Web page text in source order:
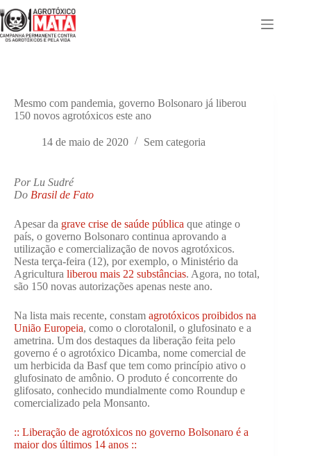
para
o
conteúdo
Mesmo com pandemia, governo Bolsonaro já liberou
150 novos agrotóxicos este ano
14 de maio de 2020 Sem categoria
Por Lu Sudré
Do Brasil de Fato
Apesar da grave crise de saúde pública que atinge o
país, o governo Bolsonaro continua aprovando a
utilização e comercialização de novos agrotóxicos.
Nesta terça-feira (12), por exemplo, o Ministério da
Agricultura liberou mais 22 substâncias. Agora, no total,
são 150 novas autorizações apenas neste ano.
Na lista mais recente, constam agrotóxicos proibidos na
União Europeia, como o clorotalonil, o glufosinato e a
ametrina. Um dos destaques da liberação feita pelo
governo é o agrotóxico Dicamba, nome comercial de
um herbicida da Basf que tem como princípio ativo o
glufosinato de amônio. O produto é concorrente do
glifosato, conhecido mundialmente como Roundup e
comercializado pela Monsanto.
:: Liberação de agrotóxicos no governo Bolsonaro é a
maior dos últimos 14 anos ::